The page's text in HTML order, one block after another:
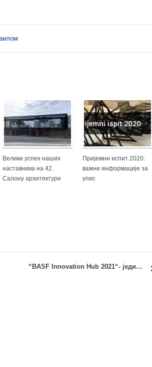
Велики успех наших
наставника на 42.
Салону архитектуре
Пријемни испит 2020:
важне информације за
упис
“BASF Innovation Hub 2021“- јединствена прилика за иноваторе и стартапе